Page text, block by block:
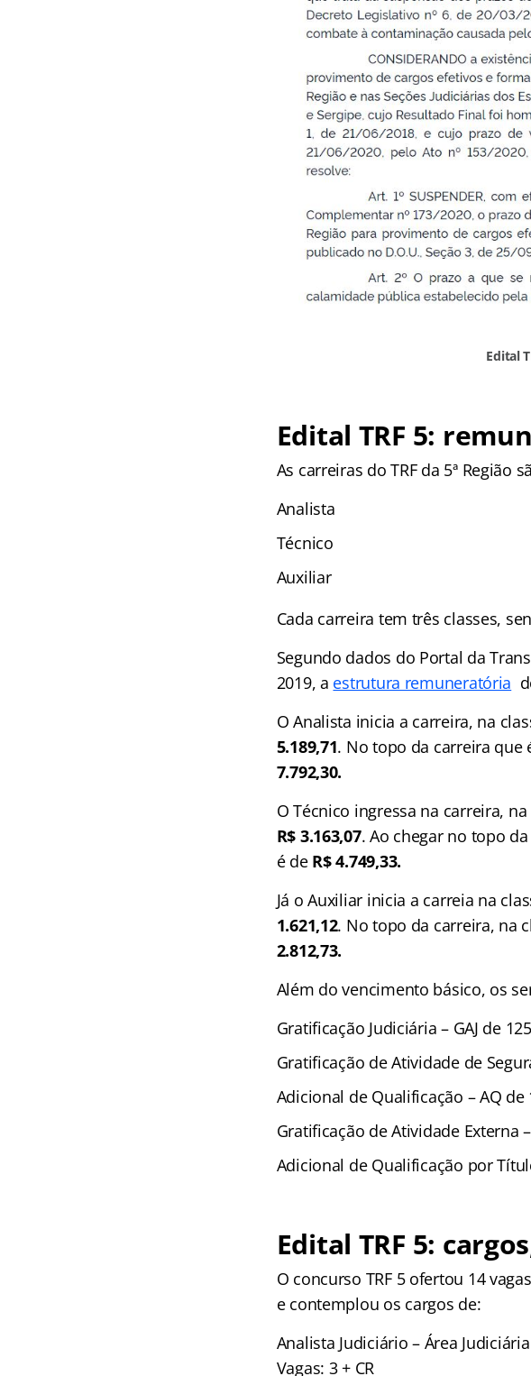
Edital
Edital TRF 5:
As carreiras do TRF da 5ª Região
Analista
Técnico
Auxiliar
Cada carreira tem três classes,
Segundo dados do Portal da
2019, a estrutura remuneratória
O Analista inicia a carreira, na
5.189,71. No topo da carreira que
7.792,30.
O Técnico ingressa na carreira,
R$ 3.163,07. Ao chegar no topo
é de R$ 4.749,33.
Já o Auxiliar inicia a carreia na
1.621,12. No topo da carreira, na
2.812,73.
Além do vencimento básico, os
Gratificação Judiciária – GAJ de
Gratificação de Atividade de
Adicional de Qualificação – AQ
Gratificação de Atividade Externa
Adicional de Qualificação por
Edital TRF 5:
O concurso TRF 5 ofertou 14
e contemplou os cargos de:
Analista Judiciário – Área Judiciária
Vagas: 3 + CR